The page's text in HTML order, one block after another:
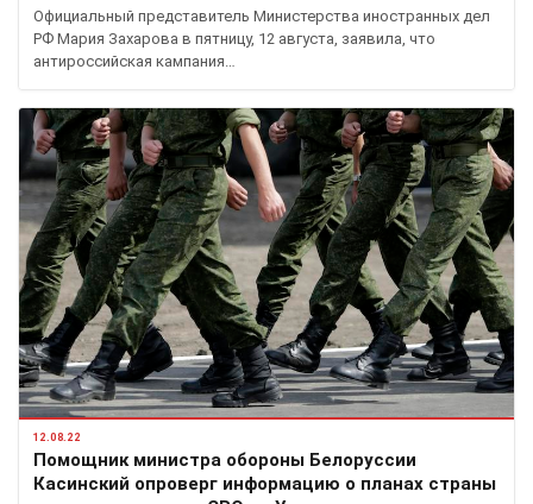
Официальный представитель Министерства иностранных дел
РФ Мария Захарова в пятницу, 12 августа, заявила, что
антироссийская кампания…
12.08.22
Помощник министра обороны Белоруссии
Касинский опроверг информацию о планах страны